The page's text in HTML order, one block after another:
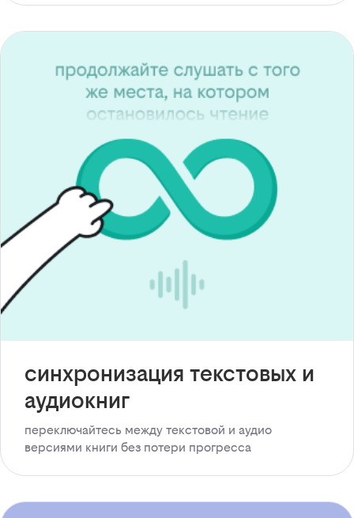
синхронизация текстовых и
аудиокниг
переключайтесь между текстовой и аудио
версиями книги без потери прогресса